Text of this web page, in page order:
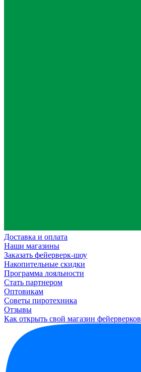
Доставка и оплата
Наши магазины
Заказать фейерверк-шоу
Накопительные скидки
Программа лояльности
Стать партнером
Оптовикам
Советы пиротехника
Отзывы
Как открыть свой магазин фейерверков